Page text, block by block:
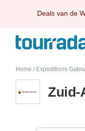
Deals van de
Home / Expeditions
Zuid-